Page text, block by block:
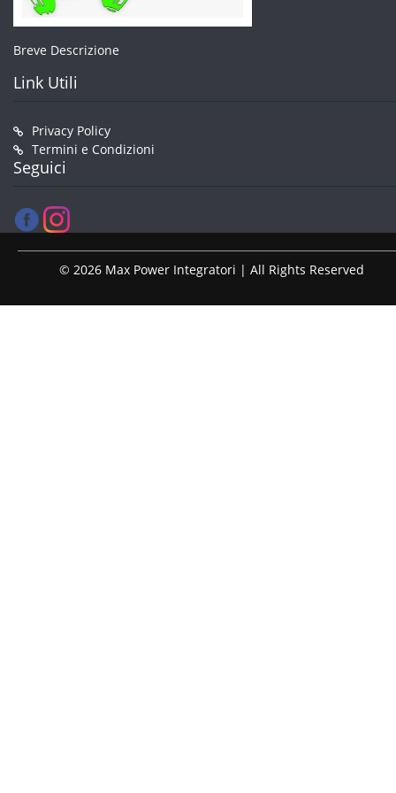
Breve Descrizione
Link Utili
Privacy Policy
Termini e Condizioni
Seguici
© 2026 Max Power Integratori | All Rights Reserved